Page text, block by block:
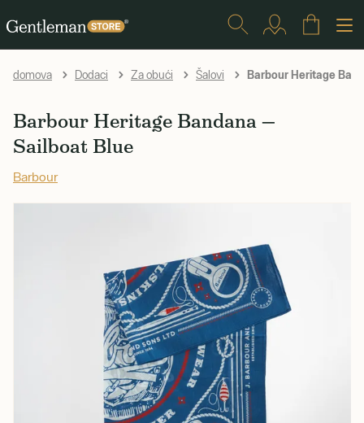
domova Dodaci Za obući Šalovi Barbour Heritage
Barbour Heritage Bandana —
Sailboat Blue
Barbour